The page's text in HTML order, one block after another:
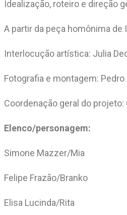
Idealização, roteiro e direção
A partir da peça homônima de
Interlocução artística: Julia
Fotografia e montagem: Pedro
Coordenação geral do projeto:
Elenco/personagem:
Simone Mazzer/Mia
Felipe Frazão/Branko
Elisa Lucinda/Rita